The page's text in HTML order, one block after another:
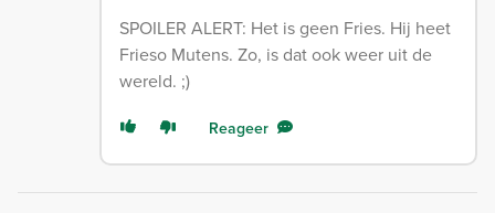
SPOILER ALERT: Het is geen Fries. Hij heet
Frieso Mutens. Zo, is dat ook weer uit de
wereld. ;)
Reageer